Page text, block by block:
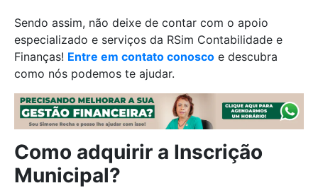
Sendo assim, não deixe de contar com o apoio
especializado e serviços da RSim Contabilidade e
Finanças! Entre em contato conosco e descubra
como nós podemos te ajudar.
Como adquirir a Inscrição
Municipal?